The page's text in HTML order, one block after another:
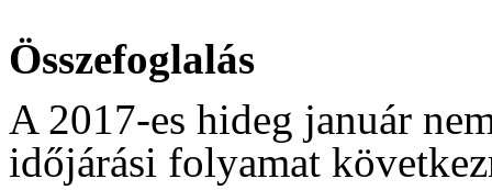
Összefoglalás
A 2017-es hideg január
időjárási folyamat